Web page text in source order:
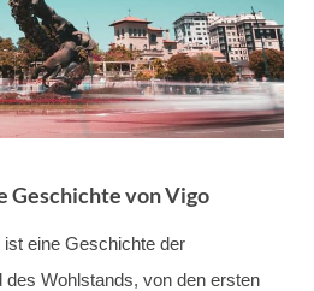
Geschichte von Vigo
eine Geschichte der
des Wohlstands, von den ersten